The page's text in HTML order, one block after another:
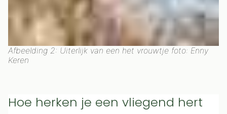
Afbeelding 2: Uiterlijk van een het vrouwtje foto: Enny
Keren
Hoe herken je een vliegend hert